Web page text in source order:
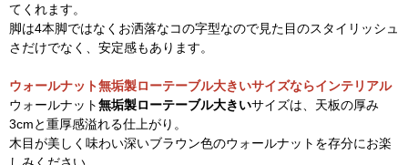
てくれます。
脚は4本脚ではなくお洒落なコの字型なので見た目のスタイリッシュ
さだけでなく、安定感もあります。
ウォールナット無垢製ローテーブル大きいサイズならインテリアル
ウォールナット無垢製ローテーブル大きいサイズは、天板の厚み
3cmと重厚感溢れる仕上がり。
木目が美しく味わい深いブラウン色のウォールナットを存分にお楽
しみください。